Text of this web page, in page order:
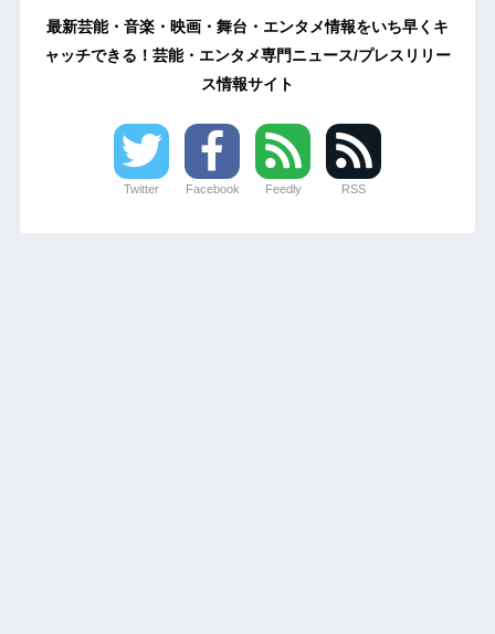
最新芸能・音楽・映画・舞台・エンタメ情報をいち早くキ
ャッチできる！芸能・エンタメ専門ニュース/プレスリリー
ス情報サイト
Twitter Facebook Feedly RSS